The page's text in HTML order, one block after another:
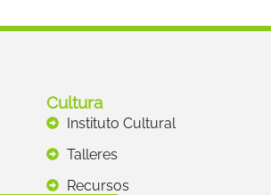
Cultura
Instituto Cultural
Talleres
Recursos